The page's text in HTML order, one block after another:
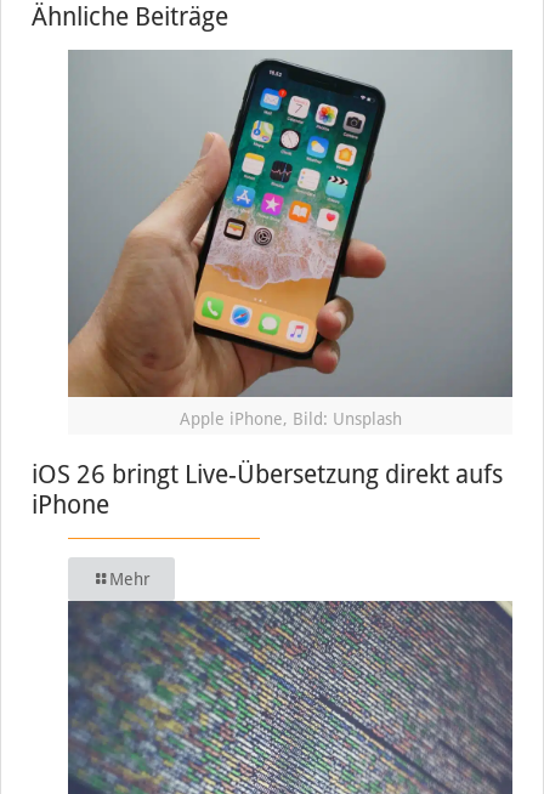
Ähnliche Beiträge
Apple iPhone, Bild: Unsplash
iOS 26 bringt Live-Übersetzung direkt aufs
iPhone
Mehr